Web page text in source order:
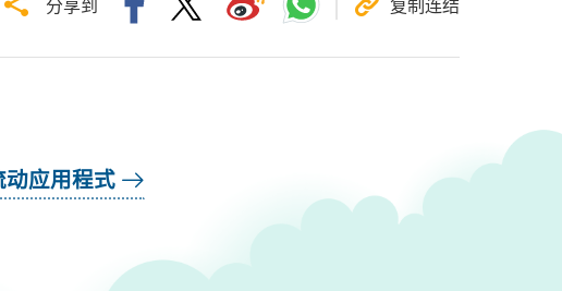
分享到 复制连结
应用程式